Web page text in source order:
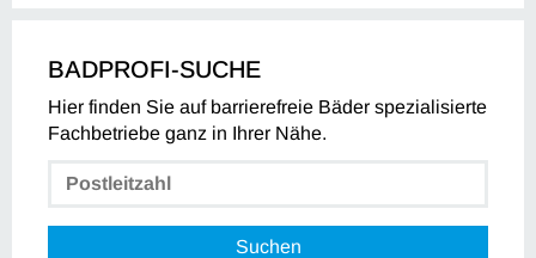
BADPROFI-SUCHE
Hier finden Sie auf barrierefreie Bäder spezialisierte
Fachbetriebe ganz in Ihrer Nähe.
Suchen